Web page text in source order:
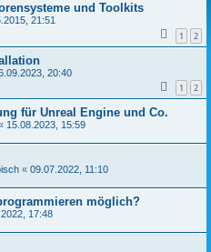
und Toolkits
21:51
1 2
20:40
1 2
für Unreal Engine und Co.
15.08.2023, 15:59
« 09.07.2022, 11:10
möglich?
17:48